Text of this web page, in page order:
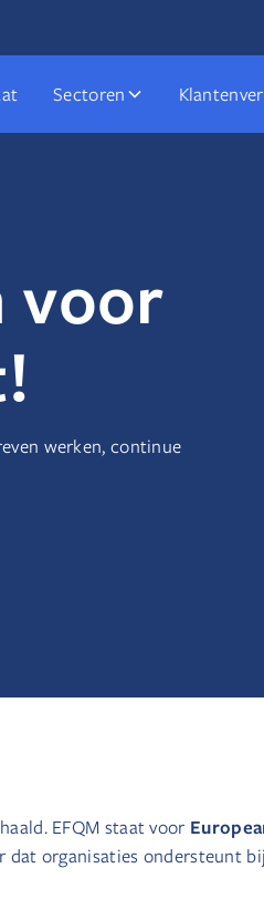
Sectoren
voor
werken, continue
EFQM staat voor
dat organisaties ondersteunt